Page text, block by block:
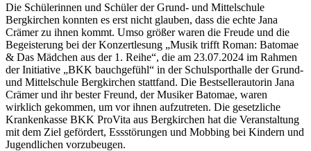
Die Schülerinnen und Schüler der Grund- und Mittelschule
Bergkirchen konnten es erst nicht glauben, dass die echte Jana
Crämer zu ihnen kommt. Umso größer waren die Freude und die
Begeisterung bei der Konzertlesung „Musik trifft Roman: Batomae
& Das Mädchen aus der 1. Reihe“, die am 23.07.2024 im Rahmen
der Initiative „BKK bauchgefühl“ in der Schulsporthalle der Grund-
und Mittelschule Bergkirchen stattfand. Die Bestsellerautorin Jana
Crämer und ihr bester Freund, der Musiker Batomae, waren
wirklich gekommen, um vor ihnen aufzutreten. Die gesetzliche
Krankenkasse BKK ProVita aus Bergkirchen hat die Veranstaltung
mit dem Ziel gefördert, Essstörungen und Mobbing bei Kindern und
Jugendlichen vorzubeugen.